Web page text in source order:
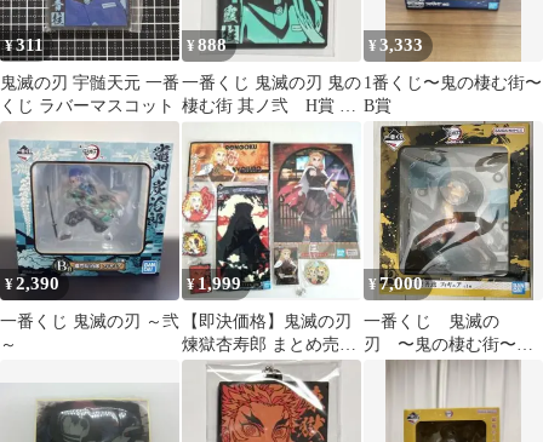
¥311
鬼滅の刃 宇髄天元 一番
くじ ラバーマスコット
¥888
一番くじ 鬼滅の刃 鬼の
棲む街 其ノ弐 H賞 ラ
バーマスコット 時透
無一郎
¥3,333
1番くじ〜鬼の棲む街〜
B賞
¥2,390
一番くじ 鬼滅の刃 ～弐
～
¥1,999
【即決価格】鬼滅の刃
煉獄杏寿郎 まとめ売り
一番くじ 無限列車
¥7,000
一番くじ 鬼滅の
刃 〜鬼の棲む街〜其
ノ弍 B賞 我妻善
け付き